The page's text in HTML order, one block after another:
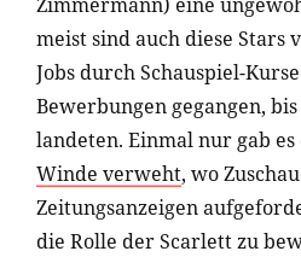
meist sind auch diese Stars
Jobs durch Schauspiel-
Bewerbungen gegangen,
landeten. Einmal nur gab
Winde verweht, wo
Zeitungsanzeigen
die Rolle der Scarlett zu